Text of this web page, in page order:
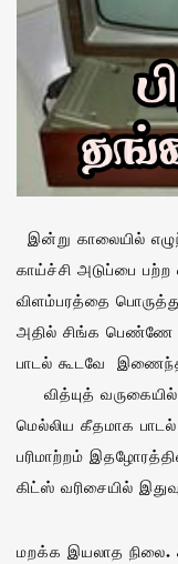
இன்று காலையில்
காய்ச்சி அடுப்பை
விளம்பரத்தை
அதில் சிங்க பெண்ணே
பாடல் கூடவே
வித்யுத் வருகையில்
மெல்லிய கீதமாக
பரிமாற்றம்
கிட்ஸ் வரிசையில்
மறக்க இயலாத நிலை.